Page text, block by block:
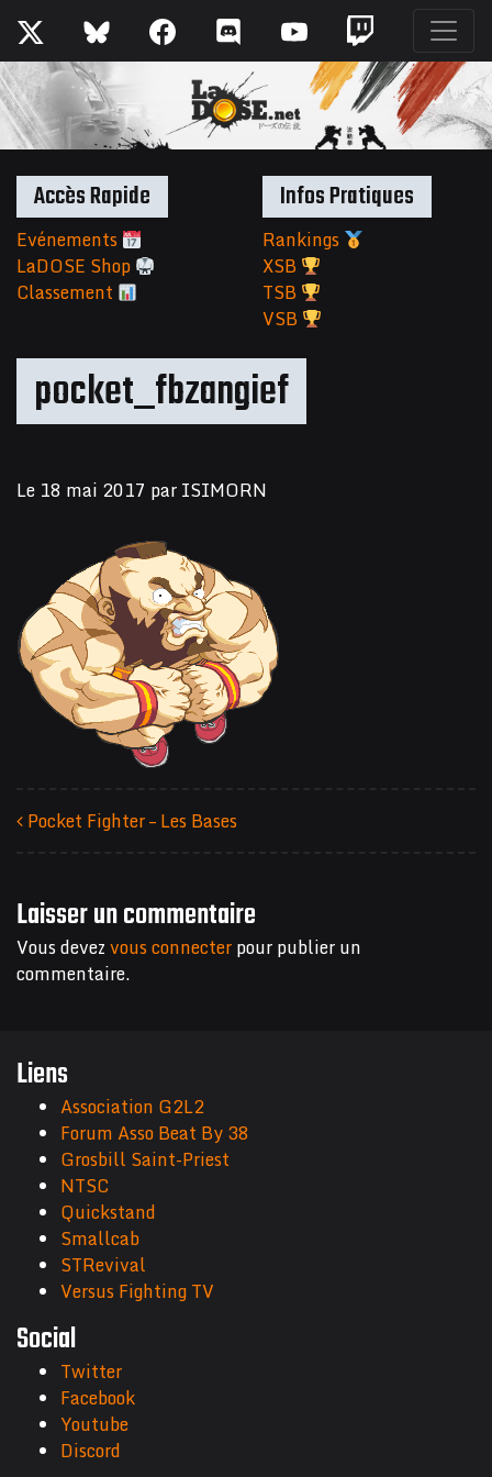
pocket_fbzangief
Le 18 mai 2017 parISIMORN
Pocket Fighter – Les Bases
Laisser un commentaire
Vous devezvous connecterpour publier un
commentaire.
Accès Rapide
Evénements
LaDOSE Shop
Classement
Infos Pratiques
Rankings
XSB
TSB
VSB
Liens
Association G2L2
Forum Asso Beat By 38
Grosbill Saint-Priest
NTSC
Quickstand
Smallcab
STRevival
Versus Fighting TV
Social
Twitter
Facebook
Youtube
Discord